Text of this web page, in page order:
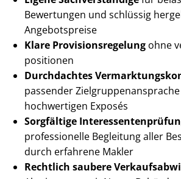
Bewertungen und schlüssig
Angebotspreise
Klare Pro­vi­si­ons­re­ge­lung ohne
po­si­tio­nen
Durchdachtes
passender
hochwertigen Exposés
Sorgfältige
professionelle Begleitung aller
durch erfahrene Makler
Rechtlich saubere